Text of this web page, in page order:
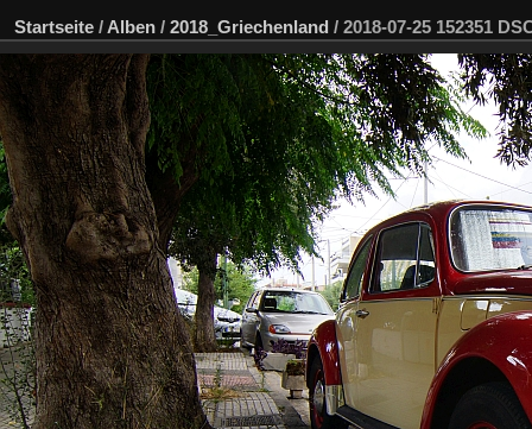
Startseite / Alben / 2018_Griechenland / 2018-07-25 152351